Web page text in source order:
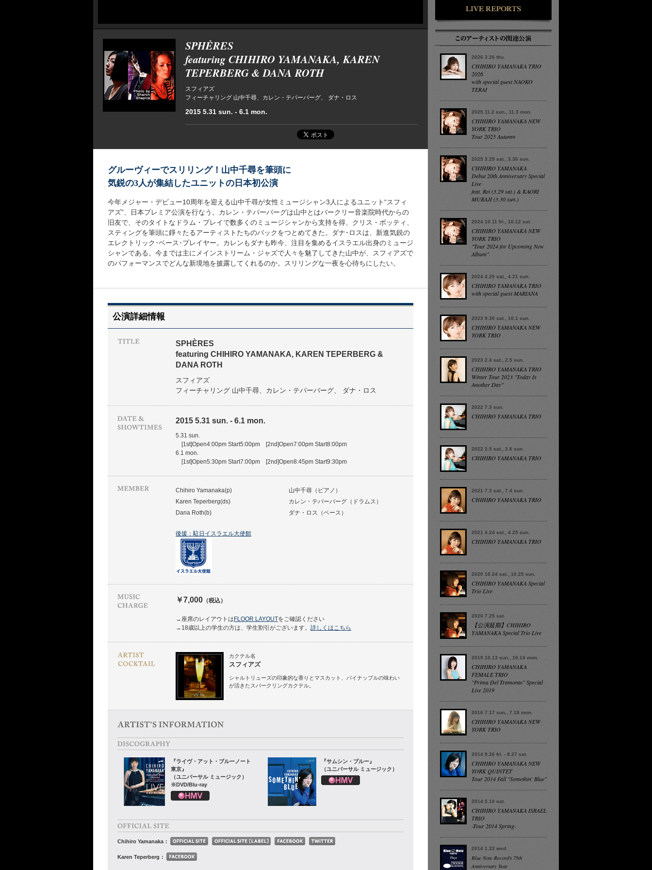
SPHÈRES
featuring CHIHIRO YAMANAKA, KAREN
TEPERBERG & DANA ROTH
スフィアズ
フィーチャリング 山中千尋、カレン・テパーバーグ、 ダナ・ロス
2015 5.31 sun. - 6.1 mon.
グルーヴィーでスリリング！山中千尋を筆頭に
気鋭の3人が集結したユニットの日本初公演
今年メジャー・デビュー10周年を迎える山中千尋が女性ミュージシャン3人によるユニット“スフィ
アズ”、日本プレミア公演を行なう。カレン・テパーバーグは山中とはバークリー音楽院時代からの
旧友で、そのタイトなドラム・プレイで数多くのミュージシャンから支持を得、クリス・ボッティ、
スティングを筆頭に錚々たるアーティストたちのバックをつとめてきた。ダナ･ロスは、新進気鋭の
エレクトリック･ベース･プレイヤー。カレンもダナも昨今、注目を集めるイスラエル出身のミュージ
シャンである。今までは主にメインストリーム・ジャズで人々を魅了してきた山中が、スフィアズで
のパフォーマンスでどんな新境地を披露してくれるのか。スリリングな一夜を心待ちにしたい。
公演詳細情報
SPHÈRES
featuring CHIHIRO YAMANAKA, KAREN TEPERBERG &
DANA ROTH
スフィアズ
フィーチャリング 山中千尋、カレン・テパーバーグ、 ダナ・ロス
2015 5.31 sun. - 6.1 mon.
5.31 sun.
[1st]Open4:00pm Start5:00pm [2nd]Open7:00pm Start8:00pm
6.1 mon.
[1st]Open5:30pm Start7:00pm [2nd]Open8:45pm Start9:30pm
Chihiro Yamanaka(p)
山中千尋（ピアノ）
Karen Teperberg(ds)
カレン・テパーバーグ（ドラムス）
Dana Roth(b)
ダナ・ロス（ベース）
後援：駐日イスラエル大使館
￥7,000 （税込）
→座席のレイアウトは FLOOR LAYOUTをご確認ください
→18歳以上の学生の方は、学生割引がございます。 詳しくはこちら
カクテル名
スフィアズ
シャルトリューズの印象的な香りとマスカット、パイナップルの味わい
が活きたスパークリングカクテル。
『ライヴ・アット・ブルーノート
東京』
（ユニバーサル ミュージック）
※DVD/Blu-ray
『サムシン・ブルー』
（ユニバーサル ミュージック）
Chihiro Yamanaka：
Karen Teperberg：
2026 3.26 thu.
CHIHIRO YAMANAKA TRIO
2026
with special guest NAOKO
TERAI
2025 11.2 sun., 11.3 mon.
CHIHIRO YAMANAKA NEW
YORK TRIO
Tour 2025 Autumn
2025 3.29 sat., 3.30 sun.
CHIHIRO YAMANAKA
Debut 20th Anniversary Special
Live
feat. Rei (3.29 sat.) & KAORI
MURAJI (3.30 sun.)
2024 10.11 fri., 10.12 sat.
CHIHIRO YAMANAKA NEW
YORK TRIO
"Tour 2024 for Upcoming New
Album"
2024 4.20 sat., 4.21 sun.
CHIHIRO YAMANAKA TRIO
with special guest MARIANA
2023 9.30 sat., 10.1 sun.
CHIHIRO YAMANAKA NEW
YORK TRIO
2023 2.4 sat., 2.5 sun.
CHIHIRO YAMANAKA TRIO
Winter Tour 2023 "Today Is
Another Day"
2022 7.3 sun.
CHIHIRO YAMANAKA TRIO
2022 2.5 sat., 2.6 sun.
CHIHIRO YAMANAKA TRIO
2021 7.3 sat., 7.4 sun.
CHIHIRO YAMANAKA TRIO
2021 4.24 sat., 4.25 sun.
CHIHIRO YAMANAKA TRIO
2020 10.24 sat., 10.25 sun.
CHIHIRO YAMANAKA Special
Trio Live
2020 7.25 sat.
【公演延期】CHIHIRO
YAMANAKA Special Trio Live
2019 10.13 sun., 10.14 mon.
CHIHIRO YAMANAKA
FEMALE TRIO
"Prima Del Tramonto" Special
Live 2019
2016 7.17 sun., 7.18 mon.
CHIHIRO YAMANAKA NEW
YORK TRIO
2014 9.26 fri. - 9.27 sat.
CHIHIRO YAMANAKA NEW
YORK QUINTET
Tour 2014 Fall "Somethin' Blue"
2014 5.10 sat.
CHIHIRO YAMANAKA ISRAEL
TRIO
-Tour 2014 Spring-
2014 1.22 wed.
Blue Note Record's 75th
Anniversary Year